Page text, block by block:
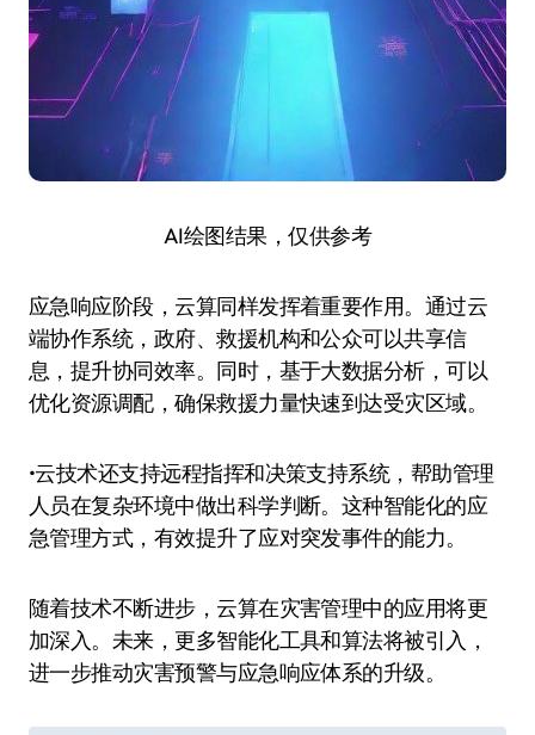
AI绘图结果，仅供参考
应急响应阶段，云算同样发挥着重要作用。通过云
端协作系统，政府、救援机构和公众可以共享信
息，提升协同效率。同时，基于大数据分析，可以
优化资源调配，确保救援力量快速到达受灾区域。
•云技术还支持远程指挥和决策支持系统，帮助管理
人员在复杂环境中做出科学判断。这种智能化的应
急管理方式，有效提升了应对突发事件的能力。
随着技术不断进步，云算在灾害管理中的应用将更
加深入。未来，更多智能化工具和算法将被引入，
进一步推动灾害预警与应急响应体系的升级。